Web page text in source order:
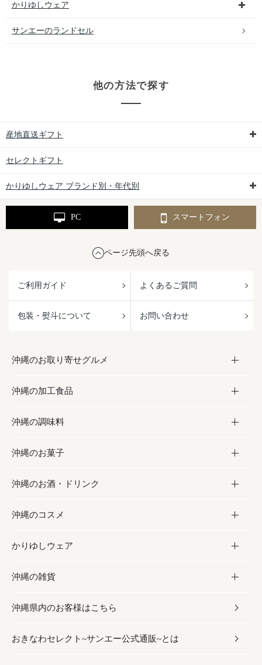
かりゆしウェア
サンエーのランドセル
他の方法で探す
産地直送ギフト
セレクトギフト
かりゆしウェア ブランド別・年代別
PC スマートフォン
ページ先頭へ戻る
ご利用ガイド よくあるご質問
包装・熨斗について お問い合わせ
沖縄のお取り寄せグルメ
お取り寄せグルメ
フルーツ・野菜
お肉
海産物
沖縄の加工食品
加工食品
缶詰／パウチ
沖縄料理
沖縄そば／乾麺
レトルト食品
乾物／粉類
沖縄の調味料
調味料
砂糖／黒砂糖
塩
お酢／ドレッシング
しょうゆ
みそ
だし／スパイス／島唐辛子
沖縄のお菓子
お菓子
黒糖
ちんすこう
伝統菓子
スナック
おつまみ
沖縄のお酒・ドリンク
お酒・ドリンク
泡盛
ビール・チューハイ
ワイン・ウィスキー・カクテル
ドリンク
沖縄のコスメ
コスメ
スキンケア
ボディケア
ヘアケア
かりゆしウェア
かりゆしウェア
メンズ
レディース
沖縄の雑貨
雑貨
沖縄ファッション
沖縄県内のお客様はこちら
おきなわセレクト~サンエー公式通販~とは